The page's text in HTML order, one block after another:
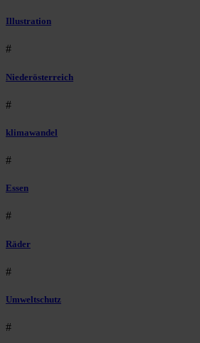
Illustration
#
Niederösterreich
#
klimawandel
#
Essen
#
Räder
#
Umweltschutz
#